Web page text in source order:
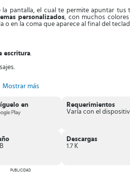
pantalla, el cual te permite apuntar tus
personalizados, con muchos
o en la coma que aparece al final del
escritura.
en tus mensajes de textos con las
Mostrar más
en
Requerimientos
Varía con el
Descargas
1.7 K
PUBLICIDAD